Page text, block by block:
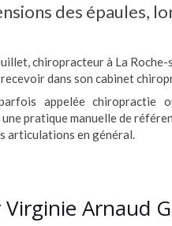
des épaules,
chiropracteur à La Roche-
dans son cabinet
appelée chiropractie
pratique manuelle de
articulations en général.
Arnaud